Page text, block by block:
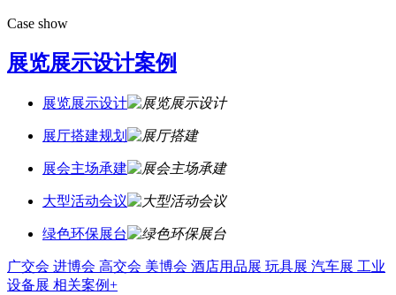
Case show
展览展示设计案例
展览展示设计
展厅搭建规划
展会主场承建
大型活动会议
绿色环保展台
广交会 进博会 高交会 美博会 酒店用品展 玩具展 汽车展 工业
设备展 相关案例+